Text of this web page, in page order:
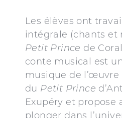
Les élèves ont
intégrale (chants et
Petit Prince de
conte musical est
musique de
du Petit Prince
Exupéry et propose
plonger dans